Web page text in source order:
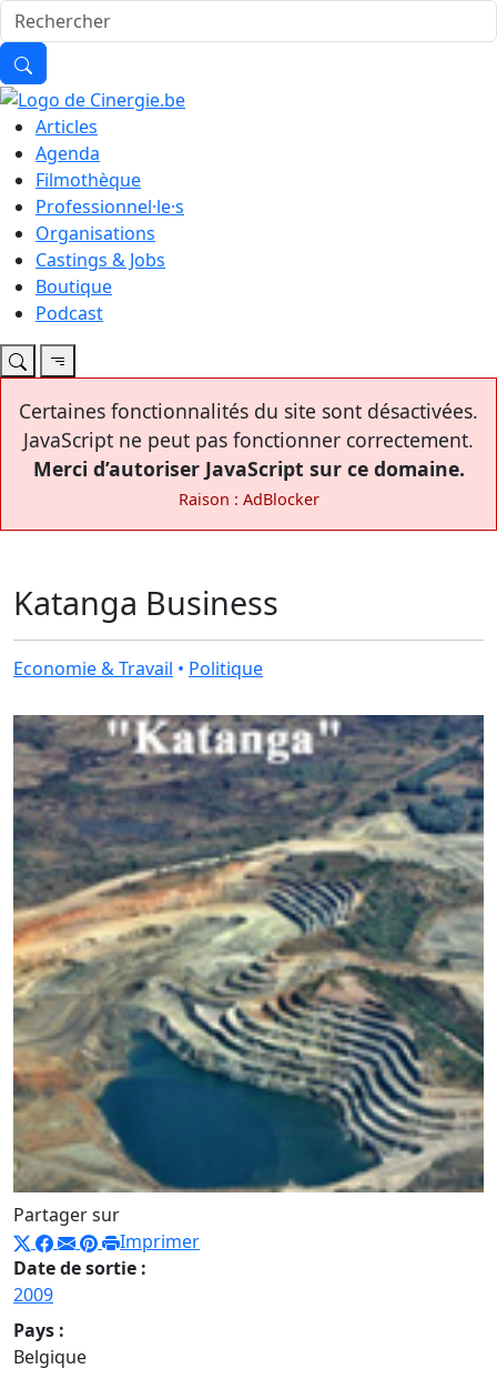
Articles
Agenda
Filmothèque
Professionnel·le·s
Organisations
Castings & Jobs
Boutique
Podcast
Certaines fonctionnalités du site sont désactivées.
JavaScript ne peut pas fonctionner correctement.
Merci d’autoriser JavaScript sur ce domaine.
Raison : AdBlocker
Katanga Business
Economie & Travail • Politique
Partager sur
Imprimer
Date de sortie :
2009
Pays :
Belgique